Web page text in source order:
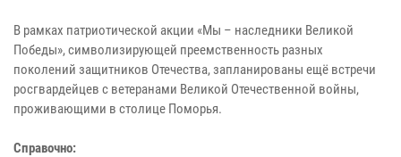
В рамках патриотической акции «Мы – наследники Великой
Победы», символизирующей преемственность разных
поколений защитников Отечества, запланированы ещё встречи
росгвардейцев с ветеранами Великой Отечественной войны,
проживающими в столице Поморья.
Справочно: